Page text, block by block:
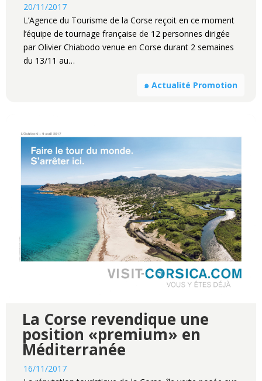
20/11/2017
L’Agence du Tourisme de la Corse reçoit en ce moment
l’équipe de tournage française de 12 personnes dirigée
par Olivier Chiabodo venue en Corse durant 2 semaines
du 13/11 au…
๑ Actualité Promotion
La Corse revendique une
position «premium» en
Méditerranée
16/11/2017